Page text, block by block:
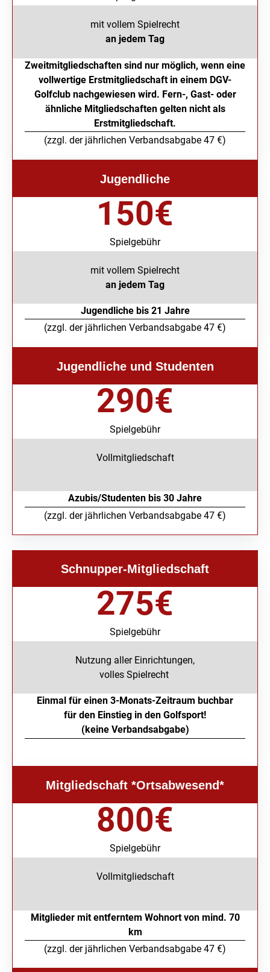
mit vollem Spielrecht
an jedem Tag
Zweitmitgliedschaften sind nur möglich, wenn eine
vollwertige Erstmitgliedschaft in einem DGV-
Golfclub nachgewiesen wird. Fern-, Gast- oder
ähnliche Mitgliedschaften gelten nicht als
Erstmitgliedschaft.
(zzgl. der jährlichen Verbandsabgabe 47 €)
Jugendliche
Spielgebühr
150€
mit vollem Spielrecht
an jedem Tag
Jugendliche bis 21 Jahre
(zzgl. der jährlichen Verbandsabgabe 47 €)
Jugendliche und Studenten
Spielgebühr
290€
Vollmitgliedschaft
Azubis/Studenten bis 30 Jahre
(zzgl. der jährlichen Verbandsabgabe 47 €)
Schnupper-Mitgliedschaft
Spielgebühr
275€
Nutzung aller Einrichtungen,
volles Spielrecht
Einmal für einen 3-Monats-Zeitraum buchbar
für den Einstieg in den Golfsport!
(keine Verbandsabgabe)
Mitgliedschaft *Ortsabwesend*
Spielgebühr
800€
Vollmitgliedschaft
Mitglieder mit entferntem Wohnortvon mind. 70
km
(zzgl. der jährlichen Verbandsabgabe 47 €)